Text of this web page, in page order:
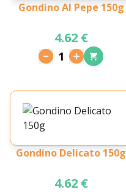
Gondino Al Pepe 150g
4.62 €
1
Gondino Delicato 150g
4.62 €